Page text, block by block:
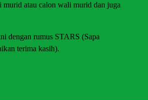
atau calon wali murid dan juga
dengan rumus STARS (Sapa
terima kasih).